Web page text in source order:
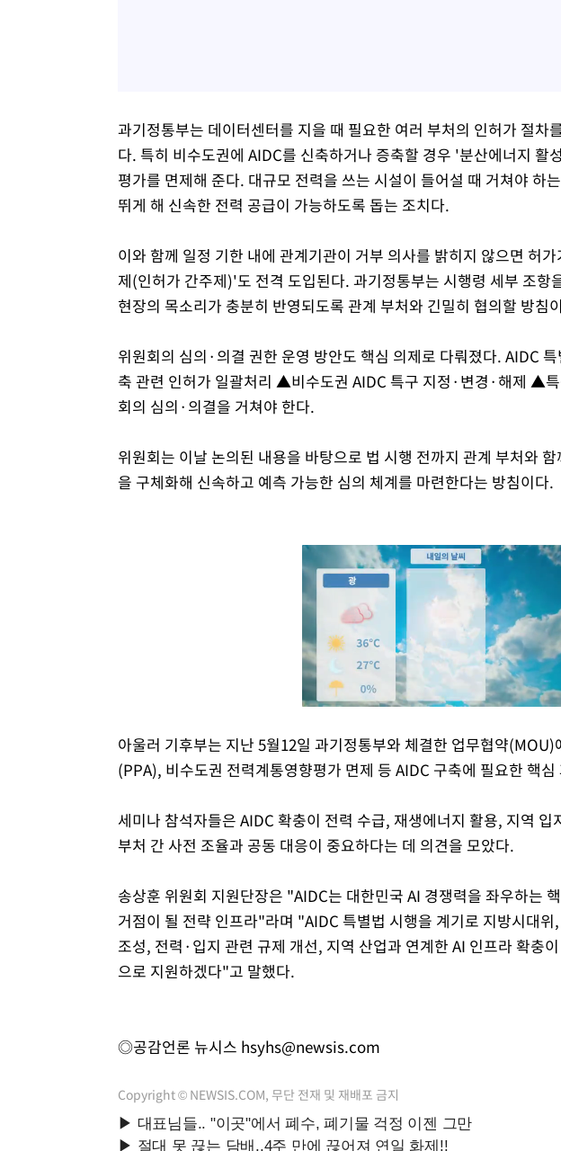
과기정통부는 데이터센터를 지을 때 필요한 여러 부처의 인허가 절차
다. 특히 비수도권에 AIDC를 신축하거나 증축할 경우 '분산에너지 활
평가를 면제해 준다. 대규모 전력을 쓰는 시설이 들어설 때 거쳐야 하
뛰게 해 신속한 전력 공급이 가능하도록 돕는 조치다.
이와 함께 일정 기한 내에 관계기관이 거부 의사를 밝히지 않으면 허
제(인허가 간주제)'도 전격 도입된다. 과기정통부는 시행령 세부 조항
현장의 목소리가 충분히 반영되도록 관계 부처와 긴밀히 협의할 방침
위원회의 심의·의결 권한 운영 방안도 핵심 의제로 다뤄졌다. AIDC
축 관련 인허가 일괄처리 ▲비수도권 AIDC 특구 지정·변경·해제 ▲
회의 심의·의결을 거쳐야 한다.
위원회는 이날 논의된 내용을 바탕으로 법 시행 전까지 관계 부처와
을 구체화해 신속하고 예측 가능한 심의 체계를 마련한다는 방침이다.
Mute
아울러 기후부는 지난 5월12일 과기정통부와 체결한 업무협약
(PPA), 비수도권 전력계통영향평가 면제 등 AIDC 구축에 필요한 핵
세미나 참석자들은 AIDC 확충이 전력 수급, 재생에너지 활용, 지역
부처 간 사전 조율과 공동 대응이 중요하다는 데 의견을 모았다.
송상훈 위원회 지원단장은 "AIDC는 대한민국 AI 경쟁력을 좌우하는
거점이 될 전략 인프라"라며 "AIDC 특별법 시행을 계기로 지방시대
조성, 전력·입지 관련 규제 개선, 지역 산업과 연계한 AI 인프라 확충
으로 지원하겠다"고 말했다.
◎공감언론 뉴시스 hsyhs@newsis.com
Copyright © NEWSIS.COM, 무단 전재 및 재배포 금지